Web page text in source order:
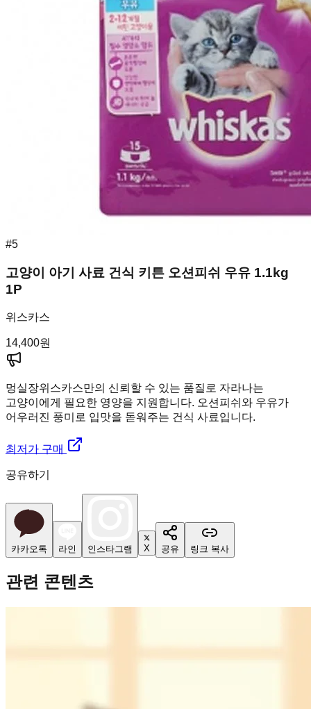
#5
고양이 아기 사료 건식 키튼 오션피쉬 우유 1.1kg
1P
위스카스
14,400원
멍실장위스카스만의 신뢰할 수 있는 품질로 자라나는
고양이에게 필요한 영양을 지원합니다. 오션피쉬와 우유가
어우러진 풍미로 입맛을 돋워주는 건식 사료입니다.
최저가 구매
공유하기
카카오톡 라인 인스타그램 X 공유 링크 복사
관련 콘텐츠